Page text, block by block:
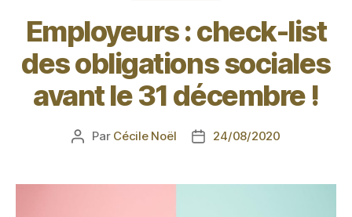
Employeurs : check-list
des obligations sociales
avant le 31 décembre !
Par Cécile Noël 24/08/2020